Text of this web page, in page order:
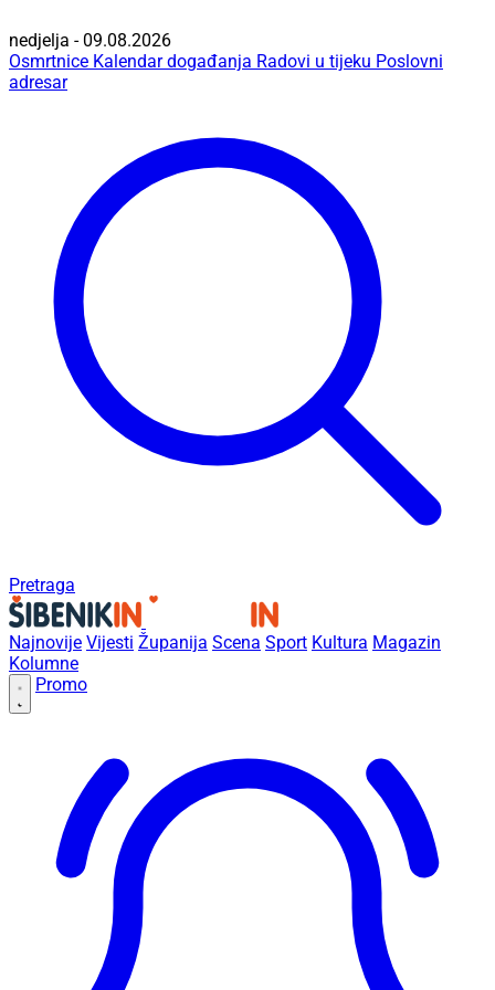
nedjelja - 09.08.2026
Osmrtnice Kalendar događanja Radovi u tijeku Poslovni
adresar
Pretraga
Najnovije Vijesti Županija Scena Sport Kultura Magazin
Kolumne
Promo